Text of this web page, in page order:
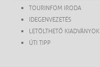
TOURINFOM IRODA
IDEGENVEZETÉS
LETÖLTHETŐ KIADVÁNYOK
ÚTI TIPP